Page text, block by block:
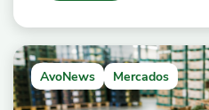
AvoNews Mercados